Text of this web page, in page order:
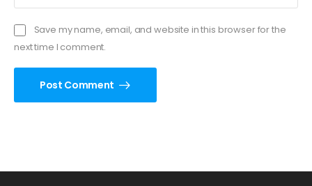
Save my name, email, and website in this browser for the
next time I comment.
Post Comment